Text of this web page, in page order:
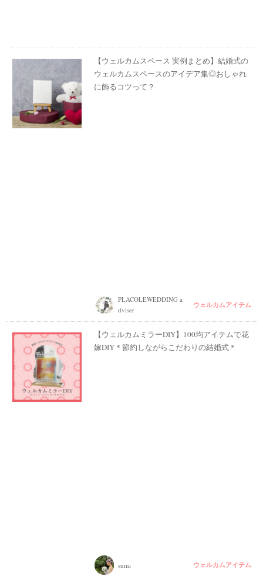
【ウェルカムスペース 実例まとめ】結婚式の
ウェルカムスペースのアイデア集◎おしゃれ
に飾るコツって？
PLACOLEWEDDING a
dviser
ウェルカムアイテム
【ウェルカムミラーDIY】100均アイテムで花
嫁DIY＊節約しながらこだわりの結婚式＊
sumi ウェルカムアイテム